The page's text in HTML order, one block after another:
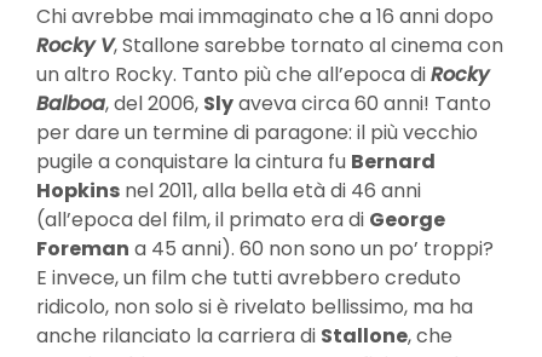
Chi avrebbe mai immaginato che a 16 anni dopo
Rocky V, Stallone sarebbe tornato al cinema con
un altro Rocky. Tanto più che all’epoca diRocky
Balboa, del 2006, Slyaveva circa 60 anni! Tanto
per dare un termine di paragone: il più vecchio
pugile a conquistare la cintura fu Bernard
Hopkins nel 2011, alla bella età di 46 anni
(all’epoca del film, il primato era di George
Foreman a 45 anni). 60 non sono un po’ troppi?
E invece, un film che tutti avrebbero creduto
ridicolo, non solo si è rivelato bellissimo, ma ha
anche rilanciato la carriera di Stallone, che